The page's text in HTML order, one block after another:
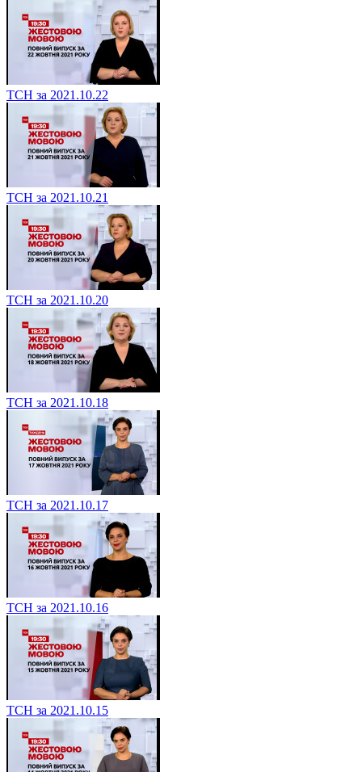
ТСН за 2021.10.22
ТСН за 2021.10.21
ТСН за 2021.10.20
ТСН за 2021.10.18
ТСН за 2021.10.17
ТСН за 2021.10.16
ТСН за 2021.10.15